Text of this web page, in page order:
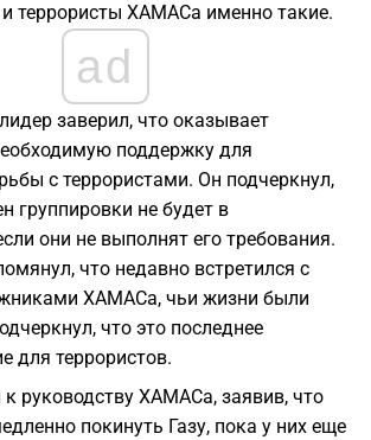
и террористы ХАМАСа именно такие.
ad
заверил, что оказывает
поддержку для
с террористами. Он подчеркнул,
группировки не будет в
они не выполнят его требования.
что недавно встретился с
ХАМАСа, чьи жизни были
что это последнее
для террористов.
к руководству ХАМАСа, заявив, что
покинуть Газу, пока у них еще